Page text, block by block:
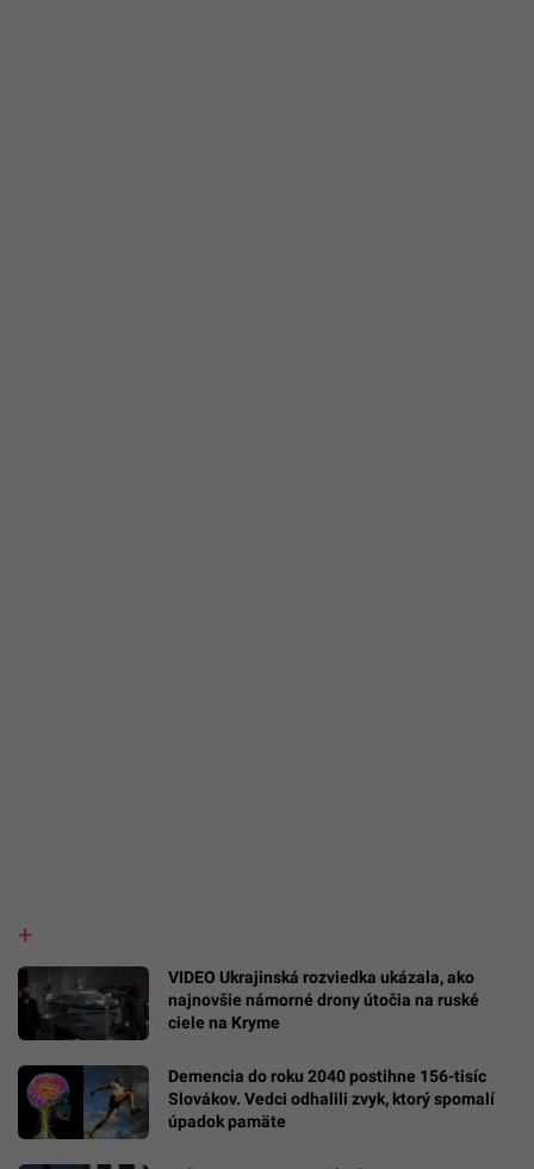
VIDEO Ukrajinská rozviedka ukázala, ako
najnovšie námorné drony útočia na ruské
ciele na Kryme
Demencia do roku 2040 postihne 156-tisíc
Slovákov. Vedci odhalili zvyk, ktorý spomalí
úpadok pamäte